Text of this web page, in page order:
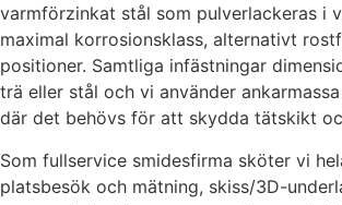
varmförzinkat stål som pulverlackeras i
maximal korrosionsklass, alternativt
positioner. Samtliga infästningar
trä eller stål och vi använder
där det behövs för att skydda tätskikt
Som fullservice smidesfirma sköter vi
platsbesök och mätning, skiss/3D-